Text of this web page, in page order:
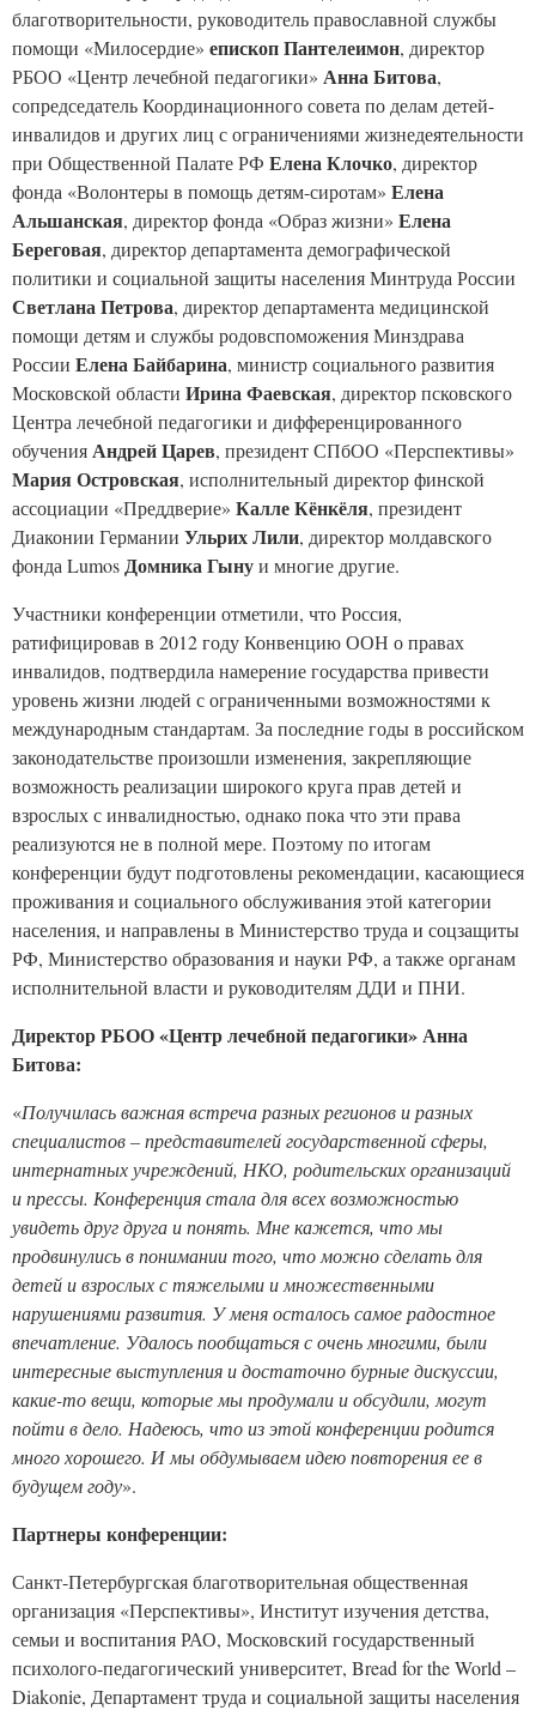
благотворительности, руководитель православной службы
помощи «Милосердие» епископ Пантелеимон, директор
РБОО «Центр лечебной педагогики» Анна Битова,
сопредседатель Координационного совета по делам детей-
инвалидов и других лиц с ограничениями жизнедеятельности
при Общественной Палате РФ Елена Клочко, директор
фонда «Волонтеры в помощь детям-сиротам» Елена
Альшанская, директор фонда «Образ жизни» Елена
Береговая, директор департамента демографической
политики и социальной защиты населения Минтруда России
Светлана Петрова, директор департамента медицинской
помощи детям и службы родовспоможения Минздрава
России Елена Байбарина, министр социального развития
Московской области Ирина Фаевская, директор псковского
Центра лечебной педагогики и дифференцированного
обученияАндрей Царев, президент СПбОО «Перспективы»
Мария Островская, исполнительный директор финской
ассоциации «Преддверие» Калле Кёнкёля, президент
Диаконии Германии Ульрих Лили, директор молдавского
фонда LumosДомника Гынуи многие другие.
Участники конференции отметили, что Россия,
ратифицировав в 2012 году Конвенцию ООН о правах
инвалидов, подтвердила намерение государства привести
уровень жизни людей с ограниченными возможностями к
международным стандартам. За последние годы в российском
законодательстве произошли изменения, закрепляющие
возможность реализации широкого круга прав детей и
взрослых с инвалидностью, однако пока что эти права
реализуются не в полной мере. Поэтому по итогам
конференции будут подготовлены рекомендации, касающиеся
проживания и социального обслуживания этой категории
населения, и направлены в Министерство труда и соцзащиты
РФ, Министерство образования и науки РФ, а также органам
исполнительной власти и руководителям ДДИ и ПНИ.
Директор РБОО «Центр лечебной педагогики» Анна
Битова:
«Получилась важная встреча разных регионов и разных
специалистов – представителей государственной сферы,
интернатных учреждений, НКО, родительских организаций
и прессы. Конференция стала для всех возможностью
увидеть друг друга и понять. Мне кажется, что мы
продвинулись в понимании того, что можно сделать для
детей и взрослых с тяжелыми и множественными
нарушениями развития. У меня осталось самое радостное
впечатление. Удалось пообщаться с очень многими, были
интересные выступления и достаточно бурные дискуссии,
какие-то вещи, которые мы продумали и обсудили, могут
пойти в дело. Надеюсь, что из этой конференции родится
много хорошего. И мы обдумываем идею повторения ее в
будущем году».
Партнеры конференции:
Санкт-Петербургская благотворительная общественная
организация «Перспективы», Институт изучения детства,
семьи и воспитания РАО, Московский государственный
психолого-педагогический университет, Bread for the World –
Diakonie, Департамент труда и социальной защиты населения